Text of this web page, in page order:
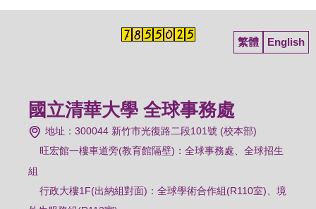
繁體 English
國立清華大學 全球事務處
地址：300044 新竹市光復路二段101號 (校本部)
旺宏館一樓車道旁(教育館隔壁)：全球事務處、全球招生
組
行政大樓1F(出納組對面)：全球學術合作組(R110室)、境